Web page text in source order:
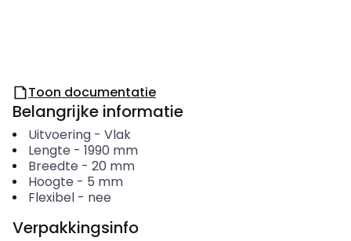
Toon documentatie
Belangrijke informatie
Uitvoering- Vlak
Lengte - 1990 mm
Breedte - 20 mm
Hoogte - 5 mm
Flexibel- nee
Verpakkingsinfo